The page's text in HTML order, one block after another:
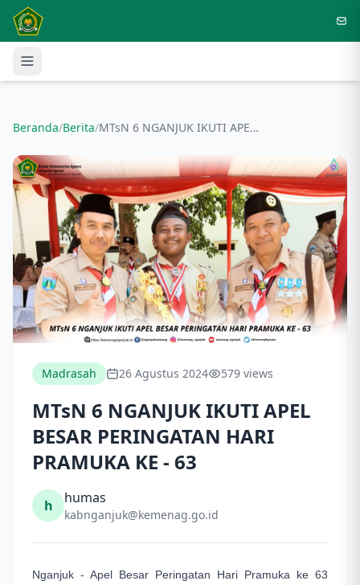
Langsung ke konten utama
Beranda/Berita/ MTsN 6 NGANJUK IKUTI APEL BESAR PERINGATAN HARI PRAMUKA KE - 63
Madrasah 26 Agustus 2024 579 views
MTsN 6 NGANJUK IKUTI APEL
BESAR PERINGATAN HARI
PRAMUKA KE - 63
h humas
kabnganjuk@kemenag.go.id
Nganjuk - Apel Besar Peringatan Hari Pramuka ke 63